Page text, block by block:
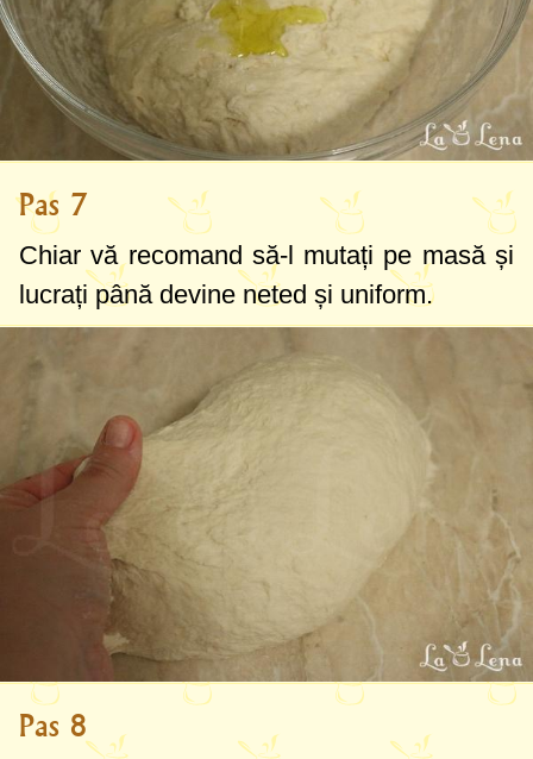
Pas 7
Chiar vă recomand să-l mutați pe masă și
lucrați până devine neted și uniform.
Pas 8